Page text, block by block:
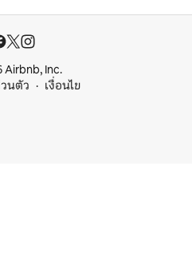
Airbnb, Inc.
นตัว
เงื่อนไข